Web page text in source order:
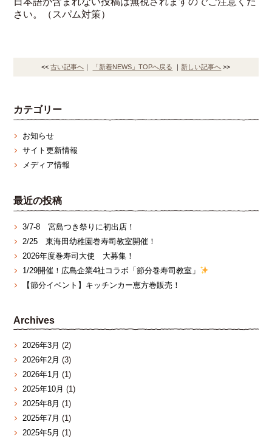
さい。（スパム対策）
<<古い記事へ ｜ 「新着NEWS」TOPへ戻る ｜ 新しい記事へ >>
カテゴリー
お知らせ
サイト更新情報
メディア情報
最近の投稿
3/7‐8 宮島つき祭りに初出店！
2/25 東海田幼稚園巻寿司教室開催！
2026年度巻寿司大使 大募集！
1/29開催！広島企業4社コラボ「節分巻寿司教室」
【節分イベント】キッチンカー恵方巻販売！
Archives
2026年3月 (2)
2026年2月 (3)
2026年1月 (1)
2025年10月 (1)
2025年8月 (1)
2025年7月 (1)
2025年5月 (1)